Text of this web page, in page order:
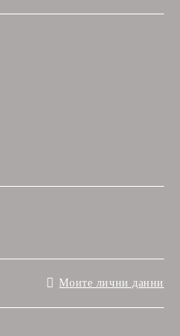
Моите лични данни